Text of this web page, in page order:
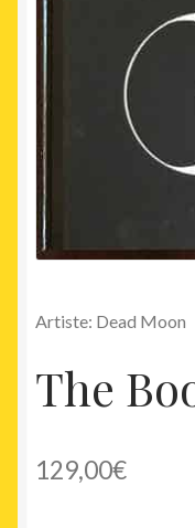
Artiste: Dead Moon
The
129,00€